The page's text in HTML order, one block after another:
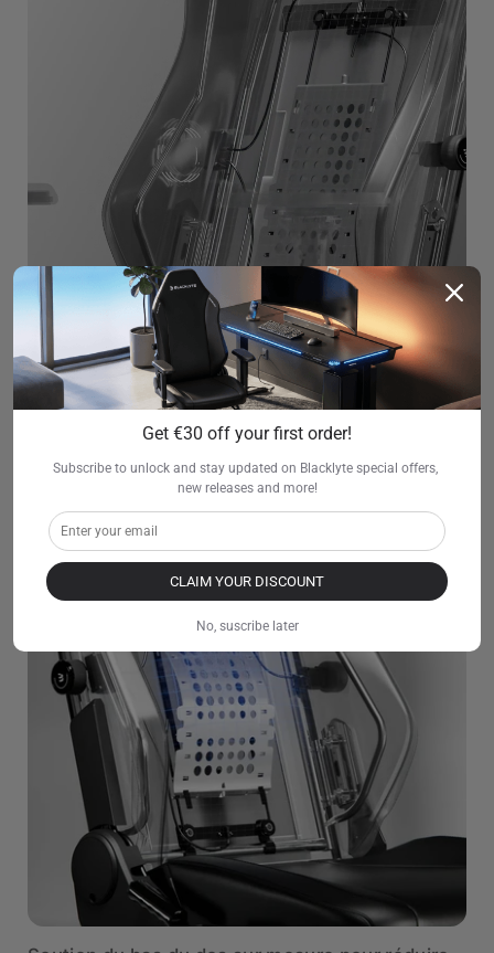
Get €30 off your first order!
Subscribe to unlock and stay updated on Blacklyte special offers,
new releases and more!
CLAIM YOUR DISCOUNT
No, suscribe later